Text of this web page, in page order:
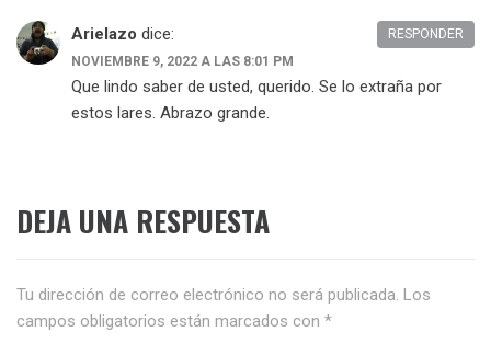
Arielazo dice:
NOVIEMBRE 9, 2022 A LAS 8:01 PM
Que lindo saber de usted, querido. Se lo extraña por
estos lares. Abrazo grande.
RESPONDER
DEJA UNA RESPUESTA
Tu dirección de correo electrónico no será publicada. Los
campos obligatorios están marcados con *